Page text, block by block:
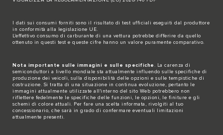
I dati sui consumi forniti sono il risultato di test ufficiali eseguiti dal produttore
in conformità alla legislazione UE.
L'effettivo consumo di carburante di una vettura potrebbe differire da quello
ottenuto in questi test e queste cifre hanno un valore puramente comparativo.
Nota importante sulle immagini e sulle specifiche . La carenza di
semiconduttori a livello mondiale sta attualmente influendo sulle specifiche di
produzione dei veicoli, sulla disponibilità delle opzioni e sulle tempistiche di
costruzione. Si tratta di una situazione in continua evoluzione, pertanto le
immagini attualmente utilizzate all'interno del sito Web potrebbero non
riflettere fedelmente le specifiche delle funzioni, le opzioni, le finiture e gli
schemi di colore attuali. Per fare una scelta informata, rivolgiti al tuo
concessionario, che sarà in grado di confermare eventuali limitazioni
attualmente presenti.